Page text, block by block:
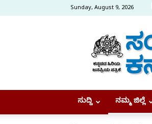
Sunday, August 9, 2026
ಸುದ್ದಿ ನಮ್ಮ ಜಿಲ್ಲೆ